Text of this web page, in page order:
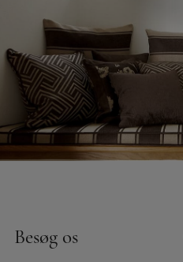
Besøg os